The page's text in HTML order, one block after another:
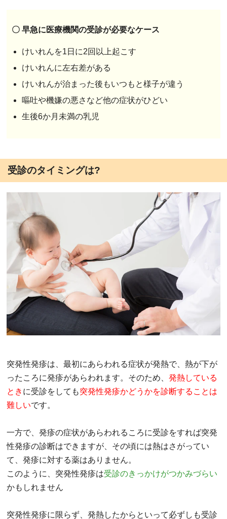
〇 早急に医療機関の受診が必要なケース
けいれんを1日に2回以上起こす
けいれんに左右差がある
けいれんが治まった後もいつもと様子が違う
嘔吐や機嫌の悪さなど他の症状がひどい
生後6か月未満の乳児
受診のタイミングは?
突発性発疹は、最初にあらわれる症状が発熱で、熱が下が
ったころに発疹があらわれます。そのため、 発熱している
とき に受診をしても突発性発疹かどうかを診断することは
難しいです。
一方で、発疹の症状があらわれるころに受診をすれば突発
性発疹の診断はできますが、その頃には熱はさがってい
て、発疹に対する薬はありません。
このように、突発性発疹は受診のきっかけがつかみづらい
かもしれません
突発性発疹に限らず、発熱したからといって必ずしも受診